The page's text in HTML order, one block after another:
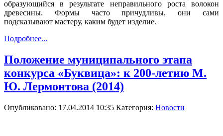
образующийся в результате неправильного роста волокон
древесины. Формы часто причудливы, они сами
подсказывают мастеру, каким будет изделие.
Подробнее...
Положение муниципального этапа
конкурса «Буквица»: к 200-летию М.
Ю. Лермонтова (2014)
Опубликовано: 17.04.2014 10:35 Категория: Новости